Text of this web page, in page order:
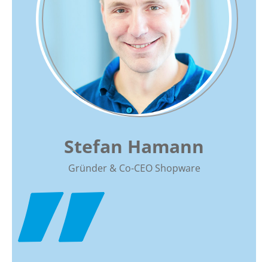
Stefan Hamann
Gründer & Co-CEO Shopware